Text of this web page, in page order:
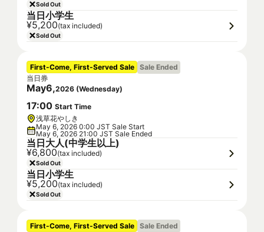
Sold Out
当日小学生
¥5,200(tax included)
Sold Out
First-Come, First-Served Sale Sale Ended
当日券
May6,2026 (Wednesday)
17:00 Start Time
浅草花やしき
May 6, 2026 0:00 JST Sale Start
May 6, 2026 21:00 JST Sale Ended
当日大人(中学生以上)
¥6,800(tax included)
Sold Out
当日小学生
¥5,200(tax included)
Sold Out
First-Come, First-Served Sale Sale Ended